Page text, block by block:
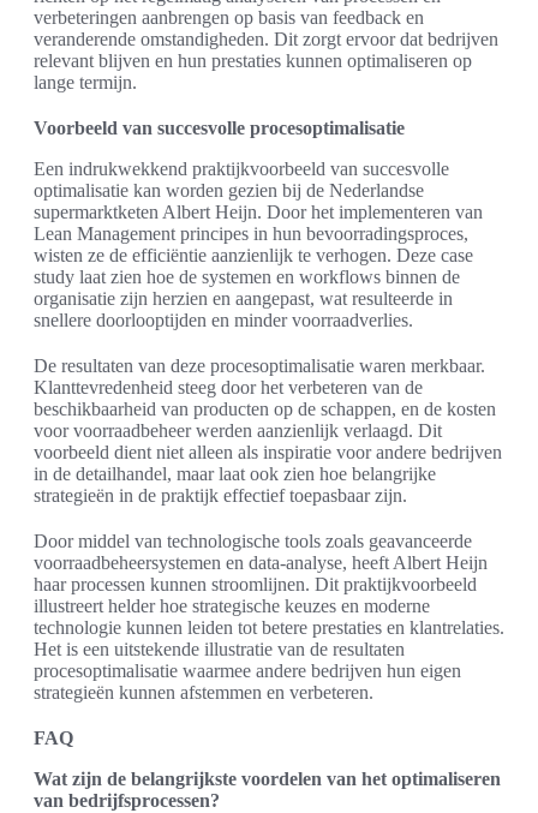
verbeteringen aanbrengen op basis van feedback en
veranderende omstandigheden. Dit zorgt ervoor dat bedrijven
relevant blijven en hun prestaties kunnen optimaliseren op
lange termijn.
Voorbeeld van succesvolle procesoptimalisatie
Een indrukwekkend praktijkvoorbeeld van succesvolle
optimalisatie kan worden gezien bij de Nederlandse
supermarktketen Albert Heijn. Door het implementeren van
Lean Management principes in hun bevoorradingsproces,
wisten ze de efficiëntie aanzienlijk te verhogen. Deze case
study laat zien hoe de systemen en workflows binnen de
organisatie zijn herzien en aangepast, wat resulteerde in
snellere doorlooptijden en minder voorraadverlies.
De resultaten van deze procesoptimalisatie waren merkbaar.
Klanttevredenheid steeg door het verbeteren van de
beschikbaarheid van producten op de schappen, en de kosten
voor voorraadbeheer werden aanzienlijk verlaagd. Dit
voorbeeld dient niet alleen als inspiratie voor andere bedrijven
in de detailhandel, maar laat ook zien hoe belangrijke
strategieën in de praktijk effectief toepasbaar zijn.
Door middel van technologische tools zoals geavanceerde
voorraadbeheersystemen en data-analyse, heeft Albert Heijn
haar processen kunnen stroomlijnen. Dit praktijkvoorbeeld
illustreert helder hoe strategische keuzes en moderne
technologie kunnen leiden tot betere prestaties en klantrelaties.
Het is een uitstekende illustratie van de resultaten
procesoptimalisatie waarmee andere bedrijven hun eigen
strategieën kunnen afstemmen en verbeteren.
FAQ
Wat zijn de belangrijkste voordelen van het optimaliseren
van bedrijfsprocessen?